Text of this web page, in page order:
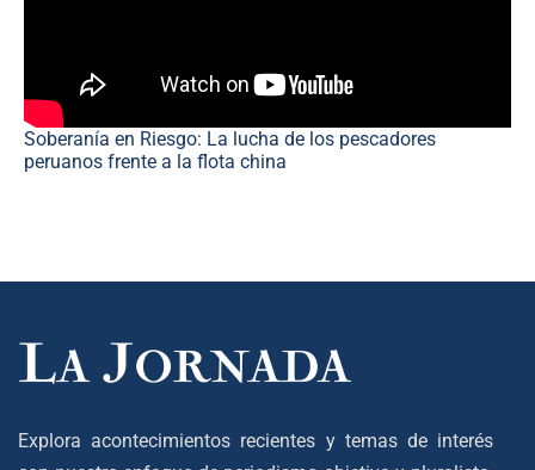
Soberanía en Riesgo: La lucha de los pescadores
peruanos frente a la flota china
Explora acontecimientos recientes y temas de interés